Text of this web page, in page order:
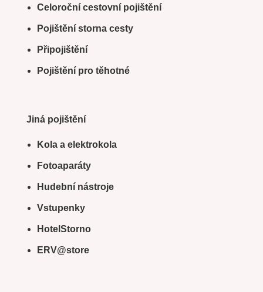
Celoroční cestovní pojištění
Pojištění storna cesty
Připojištění
Pojištění pro těhotné
Jiná pojištění
Kola a elektrokola
Fotoaparáty
Hudební nástroje
Vstupenky
HotelStorno
ERV@store